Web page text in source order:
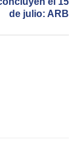
de julio: ARB